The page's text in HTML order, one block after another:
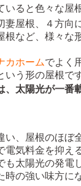
いると色々な屋
妻屋根、４方向
根など、様々な
カホームでよく
いう形の屋根です
、太陽光が一番
い、屋根のほぼ
電気料金を抑え
も太陽光の発電
時の強い味方に